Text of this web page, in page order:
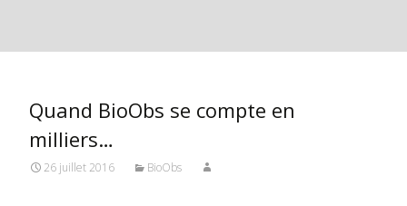
Quand BioObs se compte en
milliers…
26 juillet 2016 BioObs